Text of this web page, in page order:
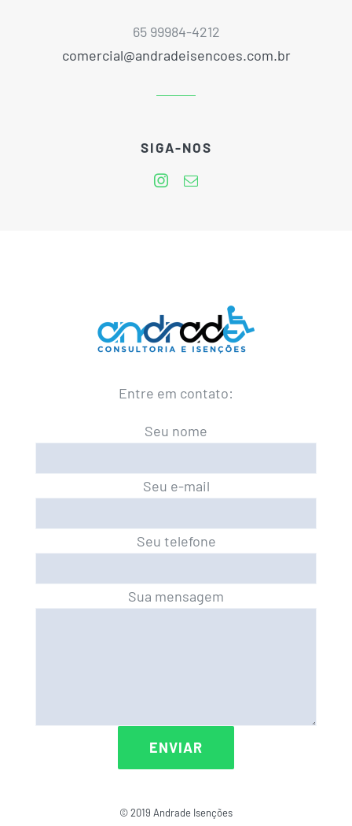
65 99984-4212
comercial@andradeisencoes.com.br
SIGA-NOS
Entre em contato:
Seu nome
Seu e-mail
Seu telefone
Sua mensagem
© 2019 Andrade Isenções